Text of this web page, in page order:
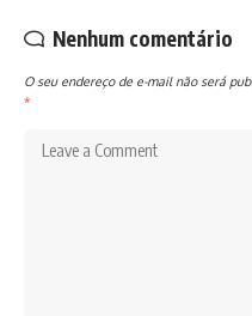
Nenhum comentário
O seu endereço de e-mail não será
*